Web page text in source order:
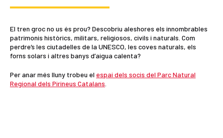
El tren groc no us és prou? Descobriu aleshores els innombrables
patrimonis històrics, militars, religiosos, civils i naturals. Com
perdre’s les ciutadelles de la UNESCO, les coves naturals, els
forns solars i altres banys d’aigua calenta?
Per anar més lluny trobeu el espai dels socis del Parc Natural
Regional dels Pirineus Catalans